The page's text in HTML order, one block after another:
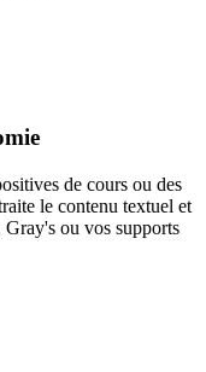
de cours ou des
le contenu textuel et
ou vos supports